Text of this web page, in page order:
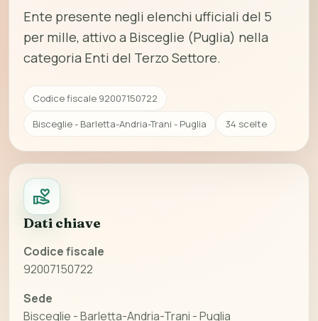
Ente presente negli elenchi ufficiali del 5
per mille, attivo a Bisceglie (Puglia) nella
categoria Enti del Terzo Settore.
Codice fiscale 92007150722
Bisceglie - Barletta-Andria-Trani - Puglia
34 scelte
Dati chiave
Codice fiscale
92007150722
Sede
Bisceglie - Barletta-Andria-Trani - Puglia